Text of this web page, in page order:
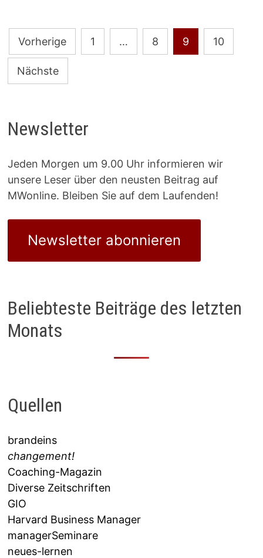
Seitennummerierung
der
Beiträge
Vorherige 1 … 8 9 10
Nächste
Newsletter
Jeden Morgen um 9.00 Uhr informieren wir
unsere Leser über den neusten Beitrag auf
MWonline. Bleiben Sie auf dem Laufenden!
Newsletter abonnieren
Beliebteste Beiträge des letzten
Monats
Quellen
brandeins
changement!
Coaching-Magazin
Diverse Zeitschriften
GIO
Harvard Business Manager
managerSeminare
neues-lernen